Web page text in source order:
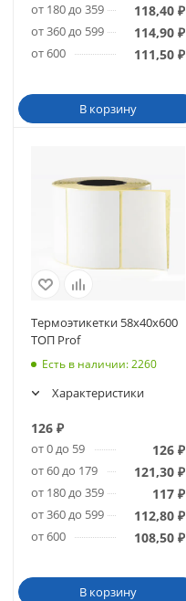
от 180 до 359 118,40₽
от 360 до 599 114,90₽
от 600 111,50₽
В корзину
Термоэтикетки 58х40х600
ТОП Prof
Есть в наличии: 2260
Характеристики
126 ₽
от 0 до 59 126₽
от 60 до 179 121,30₽
от 180 до 359 117₽
от 360 до 599 112,80₽
от 600 108,50₽
В корзину